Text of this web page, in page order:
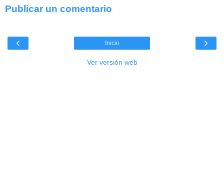
Publicar un comentario
‹ ›
Inicio
Ver versión web